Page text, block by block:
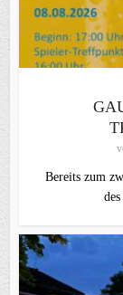
Bereits zum